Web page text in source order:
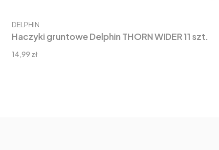
Haczyki gruntowe Delphin THORN WIDER 11 szt.
Producent
DELPHIN
Cena
14,99 zł